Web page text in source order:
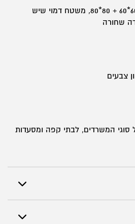
זוג שולחנות סלון במידות 60*60 + 80*80, משטח דמוי שיש
שחורה
צבעים
סוגי המשרדים, לבתי קפה ומסעדות